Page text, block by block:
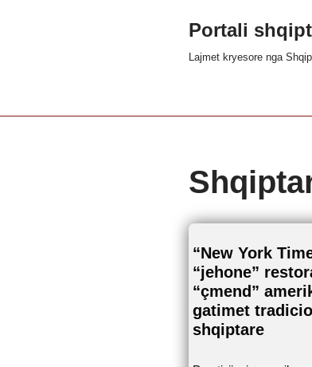
Portali
Lajmet kryesore nga
“New York
“jehone”
“çmend”
gatimet
shqiptare